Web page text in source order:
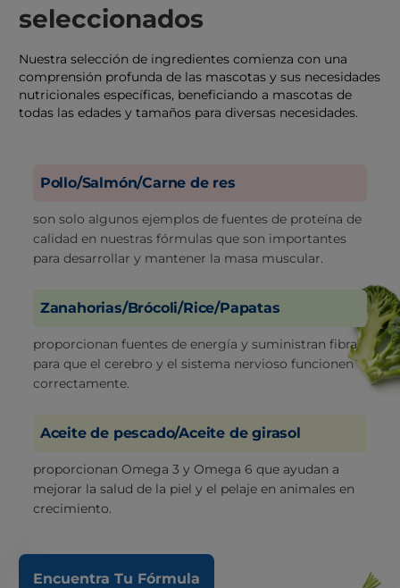
seleccionados
Nuestra selección de ingredientes comienza con una
comprensión profunda de las mascotas y sus necesidades
nutricionales específicas, beneficiando a mascotas de
todas las edades y tamaños para diversas necesidades.
Pollo/Salmón/Carne de res
son solo algunos ejemplos de fuentes de proteína de
calidad en nuestras fórmulas que son importantes
para desarrollar y mantener la masa muscular.
Zanahorias/Brócoli/Rice/Papatas
proporcionan fuentes de energía y suministran fibra
para que el cerebro y el sistema nervioso funcionen
correctamente.
Aceite de pescado/Aceite de girasol
proporcionan Omega 3 y Omega 6 que ayudan a
mejorar la salud de la piel y el pelaje en animales en
crecimiento.
Encuentra Tu Fórmula